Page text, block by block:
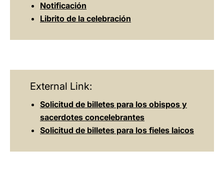
Notificación
Librito de la celebración
External Link:
Solicitud de billetes para los obispos y
sacerdotes concelebrantes
Solicitud de billetes para los fieles laicos